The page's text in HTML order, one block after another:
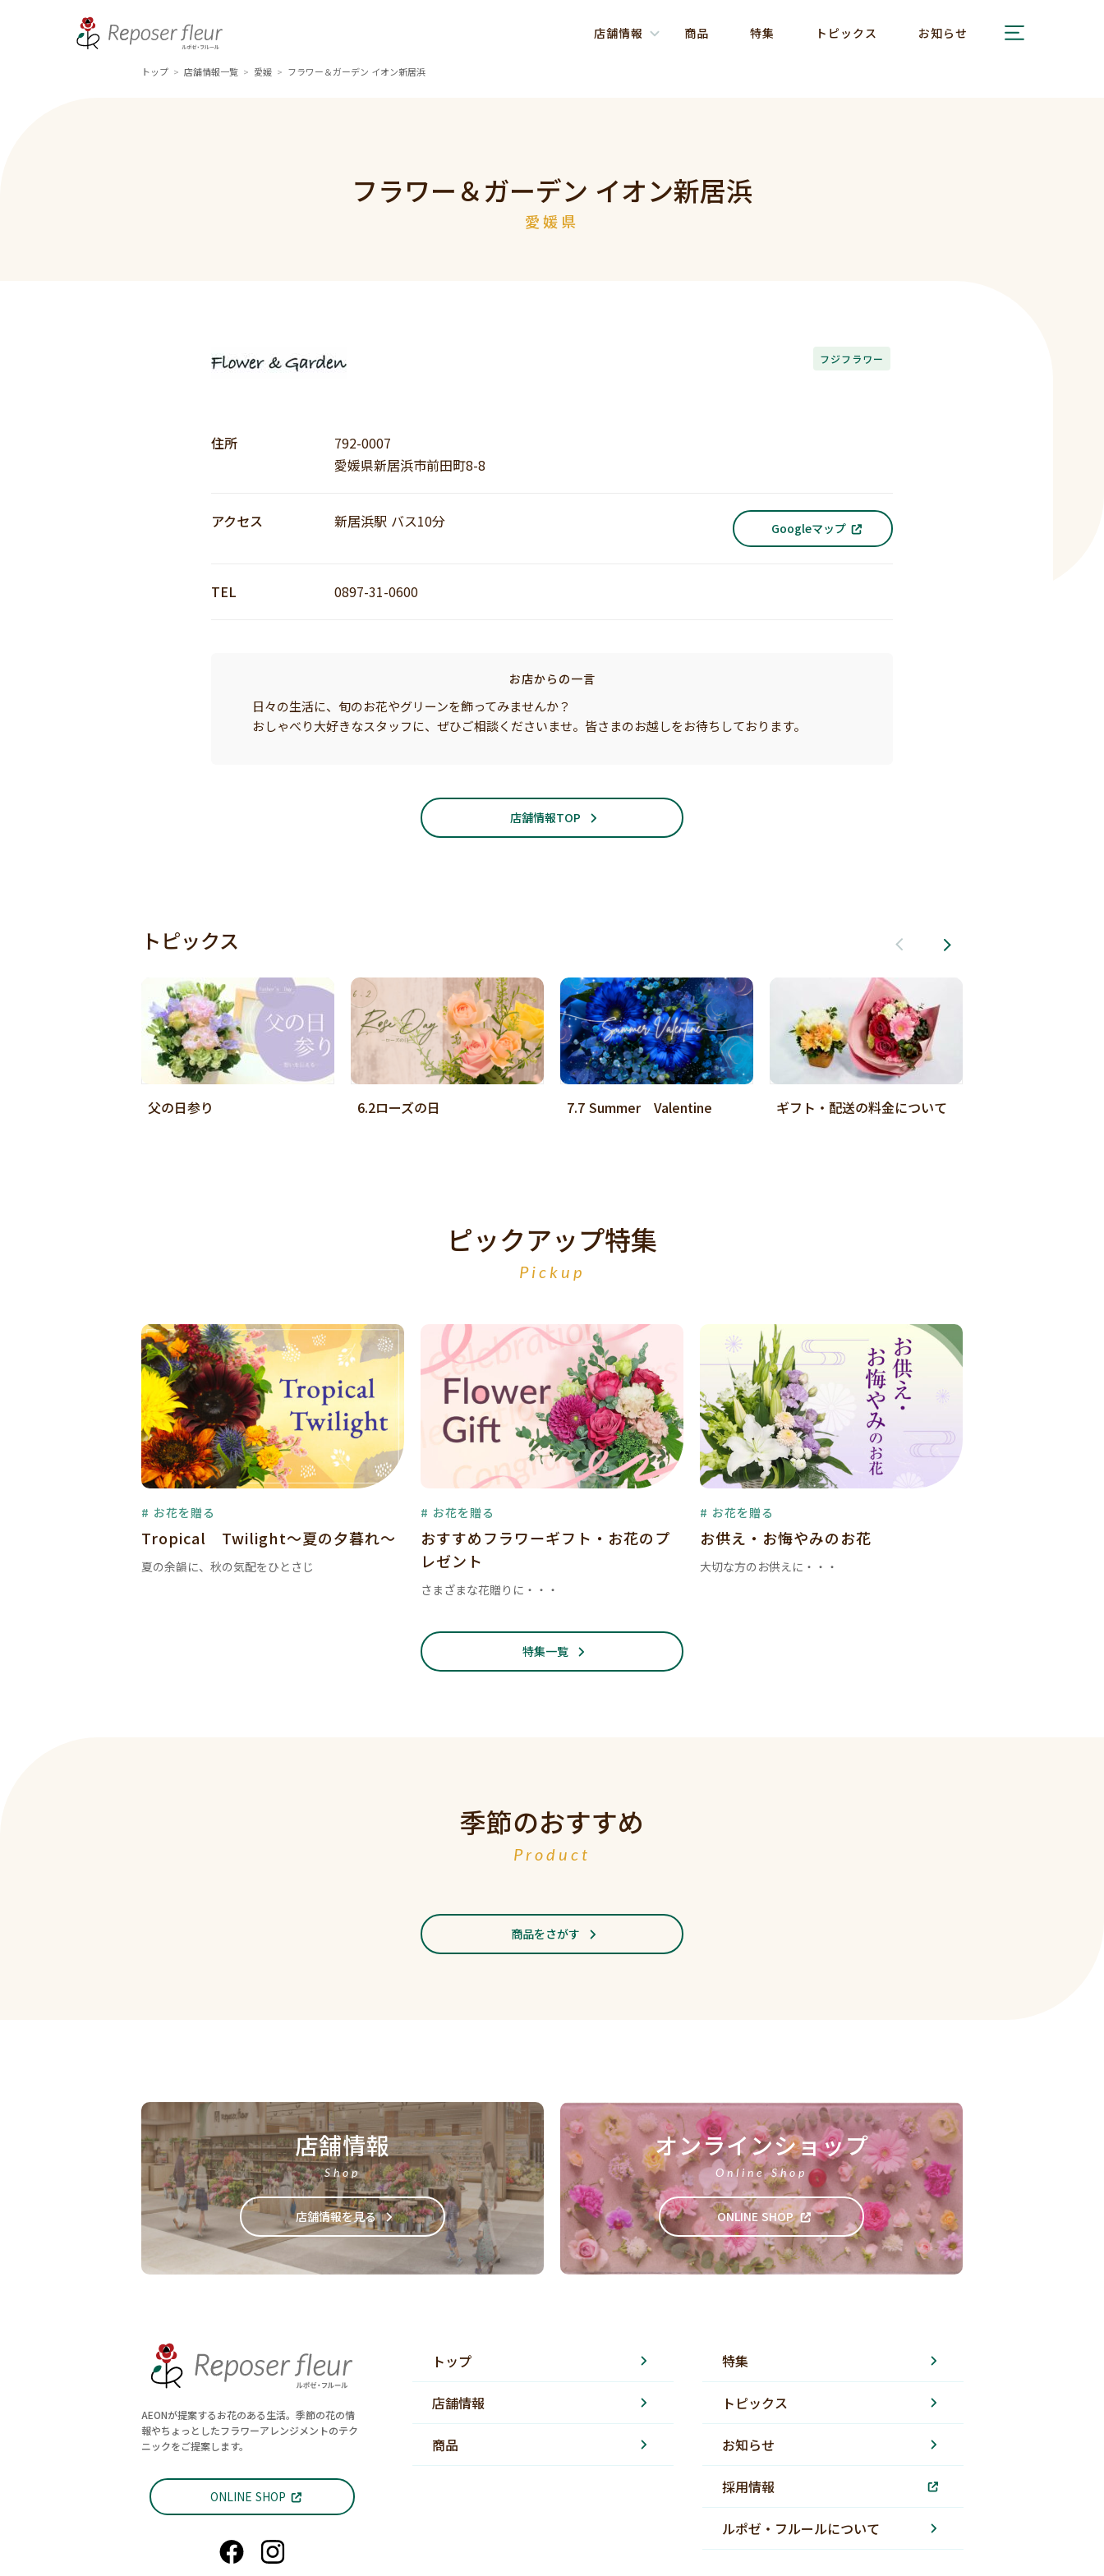
店舗情報 商品 特集 トピックス お知らせ
トップ > 店舗情報一覧 > 愛媛 > フラワー＆ガーデン イオン新居浜
フラワー＆ガーデン イオン新居浜
愛媛県
フジフラワー
住所
792-0007
愛媛県新居浜市前田町8-8
アクセス 新居浜駅 バス10分 Googleマップ
TEL 0897-31-0600
お店からの一言
日々の生活に、旬のお花やグリーンを飾ってみませんか？
おしゃべり大好きなスタッフに、ぜひご相談くださいませ。皆さまのお越しをお待ちしております。
店舗情報TOP
トピックス
父の日参り 6.2ローズの日 7.7 Summer Valentine ギフト・配送の料金について
ピックアップ特集
Pickup
# お花を贈る
Tropical Twilight～夏の夕暮れ～
夏の余韻に、秋の気配をひとさじ
# お花を贈る
おすすめフラワーギフト・お花のプ
レゼント
さまざまな花贈りに・・・
# お花を贈る
お供え・お悔やみのお花
大切な方のお供えに・・・
特集一覧
季節のおすすめ
Product
商品をさがす
店舗情報
Shop
店舗情報を見る
オンラインショップ
Online Shop
ONLINE SHOP
AEONが提案するお花のある生活。季節の花の情
報やちょっとしたフラワーアレンジメントのテク
ニックをご提案します。
ONLINE SHOP
トップ
店舗情報
商品
特集
トピックス
お知らせ
採用情報
ルポゼ・フルールについて